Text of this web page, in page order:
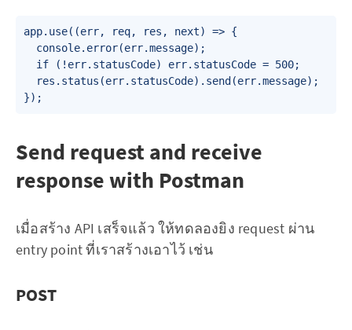
app.use((err, req, res, next) => {
  console.error(err.message);
  if (!err.statusCode) err.statusCode = 500;
  res.status(err.statusCode).send(err.message);
Send request and receive
response with Postman
เมื่อสร้าง API เสร็จแล้ว ให้ทดลองยิง request ผ่าน
entry point ที่เราสร้างเอาไว้ เช่น
POST